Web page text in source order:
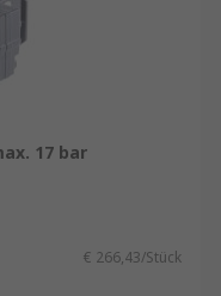
17 bar
€ 266,43/Stück